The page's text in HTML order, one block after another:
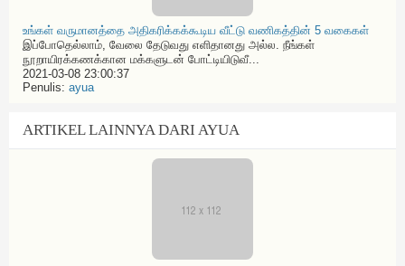
உங்கள் வருமானத்தை அதிகரிக்கக்கூடிய வீட்டு வணிகத்தின் 5 வகைகள்
இப்போதெல்லாம், வேலை தேடுவது எளிதானது அல்ல. நீங்கள்
நூறாயிரக்கணக்கான மக்களுடன் போட்டியிடுவீ...
2021-03-08 23:00:37
Penulis: ayua
ARTIKEL LAINNYA DARI AYUA